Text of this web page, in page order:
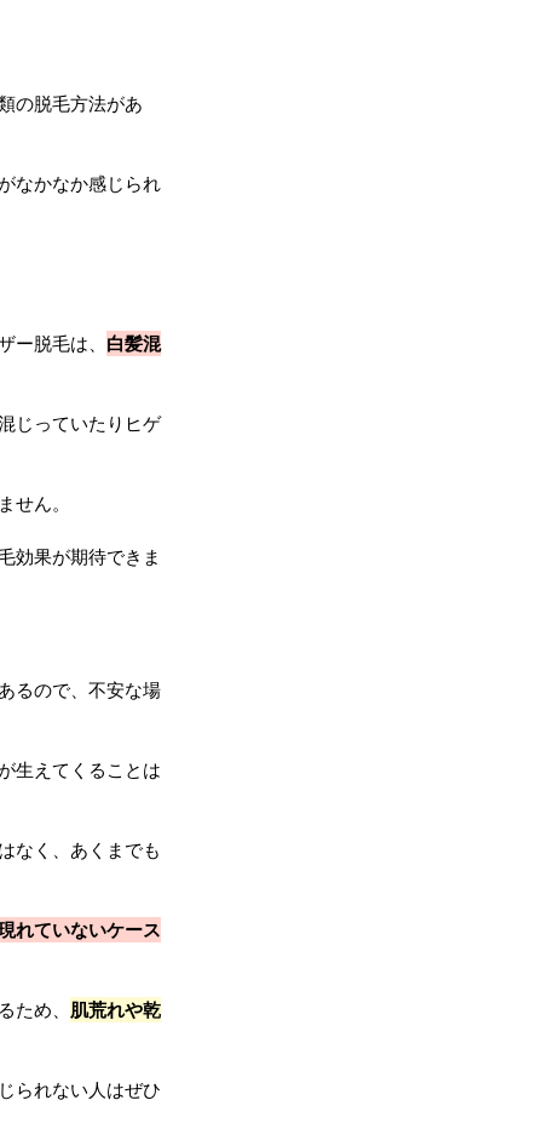
の脱毛方法があ
なかなか感じられ
ー脱毛は、 白髪混
じっていたりヒゲ
せん。
効果が期待できま
るので、不安な場
生えてくることは
なく、あくまでも
れていないケース
ため、 肌荒れや乾
られない人はぜひ